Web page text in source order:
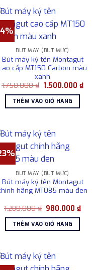
₫.
BÚT MÁY (BÚT MỰC)
Bút máy ký tên Montagut
cấp MT150 Carbon màu
xanh
1.750.000₫ Giá
là:
1.750.000 ₫.
1.500.000₫Giá
THÊM VÀO GIỎ HÀNG
BÚT MÁY (BÚT MỰC)
Bút máy ký tên Montagut
hãng MT085 màu đen
1.280.000₫ Giá
là:
1.280.000 ₫.
980.000₫Giá
hiện
THÊM VÀO GIỎ HÀNG